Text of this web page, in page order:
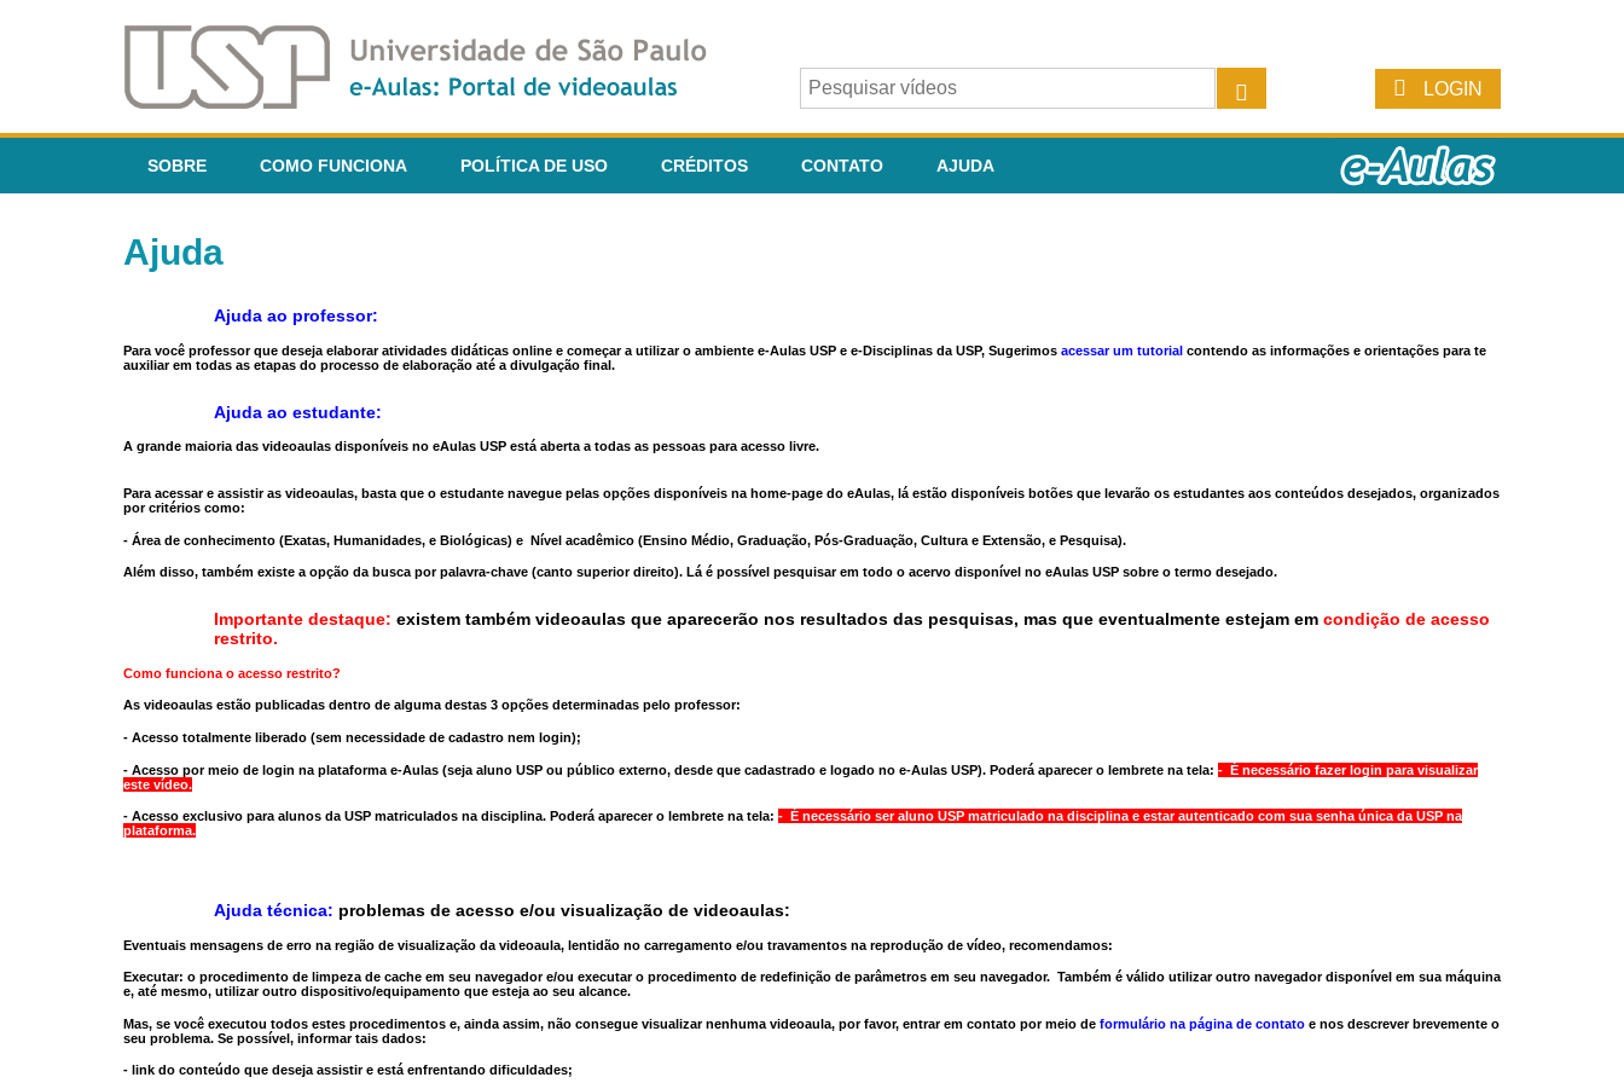
LOGIN
SOBRE COMO FUNCIONA POLÍTICA DE USO CRÉDITOS CONTATO AJUDA
Ajuda
Ajuda ao professor:
Para você professor que deseja elaborar atividades didáticas online e começar a utilizar o ambiente e-Aulas USP e e-Disciplinas da USP, Sugerimos acessar um tutorial contendo as informações e orientações para te
auxiliar em todas as etapas do processo de elaboração até a divulgação final.
Ajuda ao estudante:
A grande maioria das videoaulas disponíveis no eAulas USP está aberta a todas as pessoas para acesso livre.
Para acessar e assistir as videoaulas, basta que o estudante navegue pelas opções disponíveis na home-page do eAulas, lá estão disponíveis botões que levarão os estudantes aos conteúdos desejados, organizados
por critérios como:
- Área de conhecimento (Exatas, Humanidades, e Biológicas) e Nível acadêmico (Ensino Médio, Graduação, Pós-Graduação, Cultura e Extensão, e Pesquisa).
Além disso, também existe a opção da busca por palavra-chave (canto superior direito). Lá é possível pesquisar em todo o acervo disponível no eAulas USP sobre o termo desejado.
Importante destaque: existem também videoaulas que aparecerão nos resultados das pesquisas, mas que eventualmente estejam em condição de acesso
restrito.
Como funciona o acesso restrito?
As videoaulas estão publicadas dentro de alguma destas 3 opções determinadas pelo professor:
- Acesso totalmente liberado (sem necessidade de cadastro nem login);
- Acesso por meio de login na plataforma e-Aulas (seja aluno USP ou público externo, desde que cadastrado e logado no e-Aulas USP). Poderá aparecer o lembrete na tela: - É necessário fazer login para visualizar
este vídeo.
- Acesso exclusivo para alunos da USP matriculados na disciplina. Poderá aparecer o lembrete na tela: - É necessário ser aluno USP matriculado na disciplina e estar autenticado com sua senha única da USP na
plataforma.
Ajuda técnica: problemas de acesso e/ou visualização de videoaulas:
Eventuais mensagens de erro na região de visualização da videoaula, lentidão no carregamento e/ou travamentos na reprodução de vídeo, recomendamos:
Executar: o procedimento de limpeza de cache em seu navegador e/ou executar o procedimento de redefinição de parâmetros em seu navegador. Também é válido utilizar outro navegadordisponível em sua máquina
e, até mesmo, utilizar outro dispositivo/equipamento que esteja ao seu alcance.
Mas, se você executou todos estes procedimentos e, ainda assim, não consegue visualizar nenhuma videoaula, por favor, entrar em contato por meio de formulário na página de contato e nos descrever brevemente o
seu problema. Se possível, informar tais dados:
- link do conteúdo que deseja assistir e está enfrentando dificuldades;